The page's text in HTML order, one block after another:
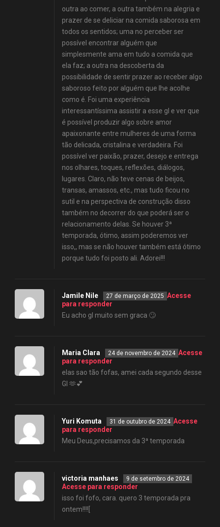
outra ao comer, a outra também na alegria e
prazer de se deliciar na comida saborosa em
todos os sentidos; uma no perceber ser
possível encontrar alguém que
simplesmente ama em tudo a comida que
ela faz; a outra na descoberta da
possibilidade de sentir prazer ao receber algo
saboroso feito por alguém que lhe acolhe
como é. Foi uma experiência
interessantíssima assistir a esse gl e ver que
é possível produzir algo sobre amor
apaixonante entre mulheres de uma forma
tão delicada, cristalina e verdadeira. Foi
possível ver paixão, prazer, desejo e entrega
nos olhares, toques, reflexões, diálogos,
lugares. Claro, não teve cenas de beijos,
transas, amassos, etc., mas tudo ficou no
sutil e na perspectiva de construção disso
também no decorrer do que poderá ser o
relacionamento delas. Se houver 3ª
temporada, ótimo, assim poderemos ver
isso,, mas se não houver também está ótimo
porque tudo foi posto ali. Adorei!!!
Jamile Nile 27 de março de 2025 Acesse
para responder
Eu acho gl muito sem graca 🙄
Maria Clara 24 de novembro de 2024 Acesse
para responder
elas sao tão fofas, amei cada segundo desse
Gl 🫶💕
Yuri Komuta 31 de outubro de 2024 Acesse
para responder
Meu Deus,precisamos da 3ª temporada
victoria manhaes 9 de setembro de 2024
Acesse para responder
isso foi fofo, cara. quero 3 temporada pra
ontem!!!![